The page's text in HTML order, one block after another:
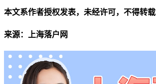
本文系作者授权发表，未经许可，不得转载
来源：上海落户网